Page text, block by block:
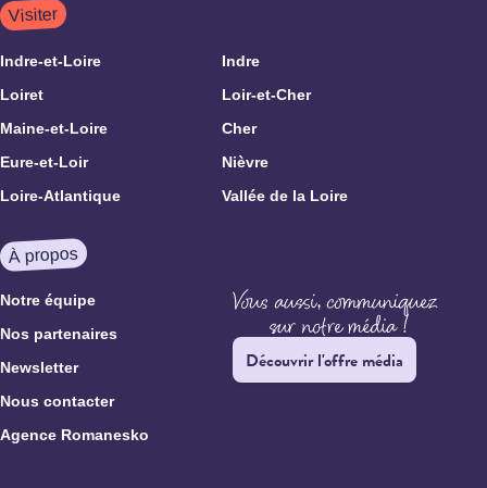
Visiter
Indre-et-Loire
Indre
Loiret
Loir-et-Cher
Maine-et-Loire
Cher
Eure-et-Loir
Nièvre
Loire-Atlantique
Vallée de la Loire
À propos
Notre équipe
Nos partenaires
Newsletter
Nous contacter
Agence Romanesko
Découvrir l'offre média